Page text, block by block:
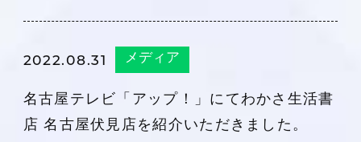
2022.08.31 メディア
名古屋テレビ「アップ！」にてわかさ生活書
店 名古屋伏見店を紹介いただきました。